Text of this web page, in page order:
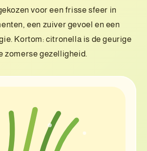
voor een frisse sfeer in
een zuiver gevoel en een
Kortom: citronella is de geurige
zomerse gezelligheid.